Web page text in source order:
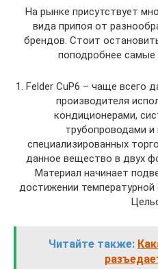
На рынке присутствует
вида припоя от
брендов. Стоит
поподробнее самые
1. Felder CuP6 – чаще всего
производителя
кондиционерами,
трубопроводами и
специализированных
данное вещество в двух
Материал начинает
достижении температурной
Читайте также: